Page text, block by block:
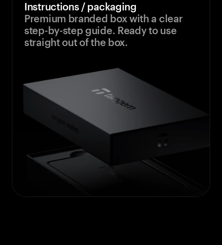
Instructions / packaging
Premium branded box with a clear
step-by-step guide. Ready to use
straight out of the box.